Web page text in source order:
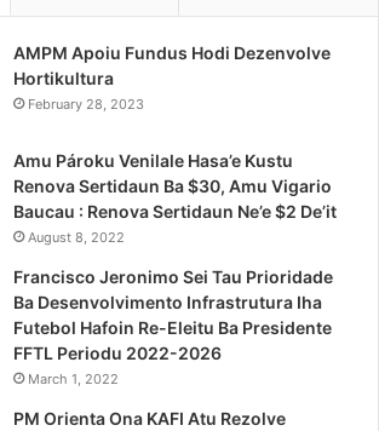
AMPM Apoiu Fundus Hodi Dezenvolve
Hortikultura
February 28, 2023
Amu Pároku Venilale Hasa’e Kustu
Renova Sertidaun Ba $30, Amu Vigario
Baucau : Renova Sertidaun Ne’e $2 De’it
August 8, 2022
Francisco Jeronimo Sei Tau Prioridade
Ba Desenvolvimento Infrastrutura Iha
Futebol Hafoin Re-Eleitu Ba Presidente
FFTL Periodu 2022-2026
March 1, 2022
PM Orienta Ona KAFI Atu Rezolve